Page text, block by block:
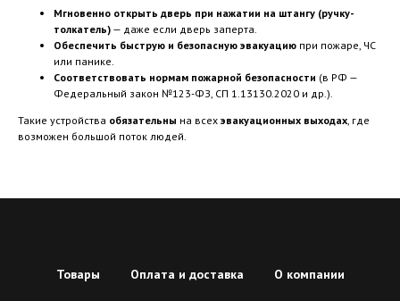
Мгновенно открыть дверь при нажатии на штангу (ручку-
толкатель) — даже если дверь заперта.
Обеспечить быструю и безопасную эвакуацию при пожаре, ЧС
или панике.
Соответствовать нормам пожарной безопасности (в РФ —
Федеральный закон №123-ФЗ, СП 1.13130.2020 и др.).
Такие устройства обязательны на всех эвакуационных выходах , где
возможен большой поток людей.
Товары Оплата и доставка О компании